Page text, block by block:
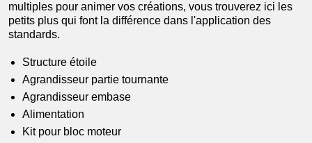
multiples pour animer vos créations, vous trouverez ici les
petits plus qui font la différence dans l'application des
standards.
Structure étoile
Agrandisseur partie tournante
Agrandisseur embase
Alimentation
Kit pour bloc moteur